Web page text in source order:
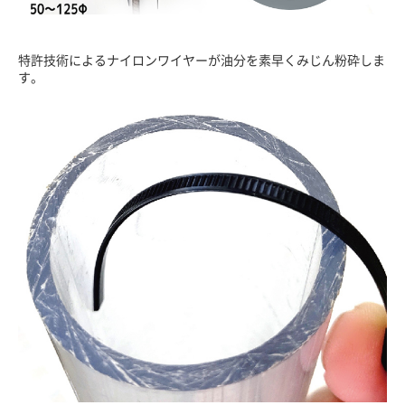
特許技術によるナイロンワイヤーが油分を素早くみじん粉砕しま
す。